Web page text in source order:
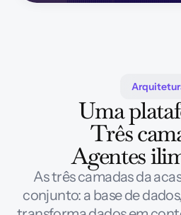
Uma
Três
Agentes
As três camadas da
conjunto: a base de